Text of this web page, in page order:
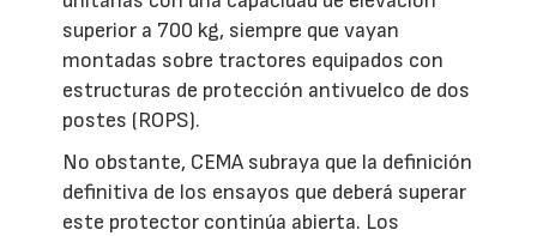
superior a 700 kg, siempre que vayan
montadas sobre tractores equipados con
estructuras de protección antivuelco de dos
postes (ROPS).
No obstante, CEMA subraya que la definición
definitiva de los ensayos que deberá superar
este protector continúa abierta. Los